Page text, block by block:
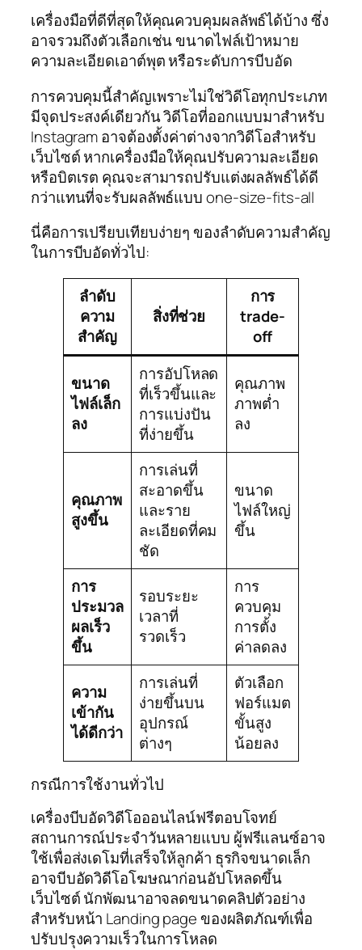
เครื่องมือที่ดีที่สุดให้คุณควบคุมผลลัพธ์ได้บ้าง ซึ่ง
อาจรวมถึงตัวเลือกเช่น ขนาดไฟล์เป้าหมาย
ความละเอียดเอาต์พุต หรือระดับการบีบอัด
การควบคุมนี้สำคัญเพราะไม่ใช่วิดีโอทุกประเภท
มีจุดประสงค์เดียวกัน วิดีโอที่ออกแบบมาสำหรับ
Instagram อาจต้องตั้งค่าต่างจากวิดีโอสำหรับ
เว็บไซต์ หากเครื่องมือให้คุณปรับความละเอียด
หรือบิตเรต คุณจะสามารถปรับแต่งผลลัพธ์ได้ดี
กว่าแทนที่จะรับผลลัพธ์แบบ one-size-fits-all
นี่คือการเปรียบเทียบง่ายๆ ของลำดับความสำคัญ
ในการบีบอัดทั่วไป:
ลำดับ
ความ
สำคัญ
สิ่งที่ช่วย
การ
trade-
off
ขนาด
ไฟล์เล็ก
ลง
การอัปโหลด
ที่เร็วขึ้นและ
การแบ่งปัน
ที่ง่ายขึ้น
คุณภาพ
ภาพต่ำ
ลง
คุณภาพ
สูงขึ้น
การเล่นที่
สะอาดขึ้น
และราย
ละเอียดที่คม
ชัด
ขนาด
ไฟล์ใหญ่
ขึ้น
การ
ประมวล
ผลเร็ว
ขึ้น
รอบระยะ
เวลาที่
รวดเร็ว
การ
ควบคุม
การตั้ง
ค่าลดลง
ความ
เข้ากัน
ได้ดีกว่า
การเล่นที่
ง่ายขึ้นบน
อุปกรณ์
ต่างๆ
ตัวเลือก
ฟอร์แมต
ขั้นสูง
น้อยลง
กรณีการใช้งานทั่วไป
เครื่องบีบอัดวิดีโอออนไลน์ฟรีตอบโจทย์
สถานการณ์ประจำวันหลายแบบ ผู้ฟรีแลนซ์อาจ
ใช้เพื่อส่งเดโมที่เสร็จให้ลูกค้า ธุรกิจขนาดเล็ก
อาจบีบอัดวิดีโอโฆษณาก่อนอัปโหลดขึ้น
เว็บไซต์ นักพัฒนาอาจลดขนาดคลิปตัวอย่าง
สำหรับหน้า Landing page ของผลิตภัณฑ์เพื่อ
ปรับปรุงความเร็วในการโหลด